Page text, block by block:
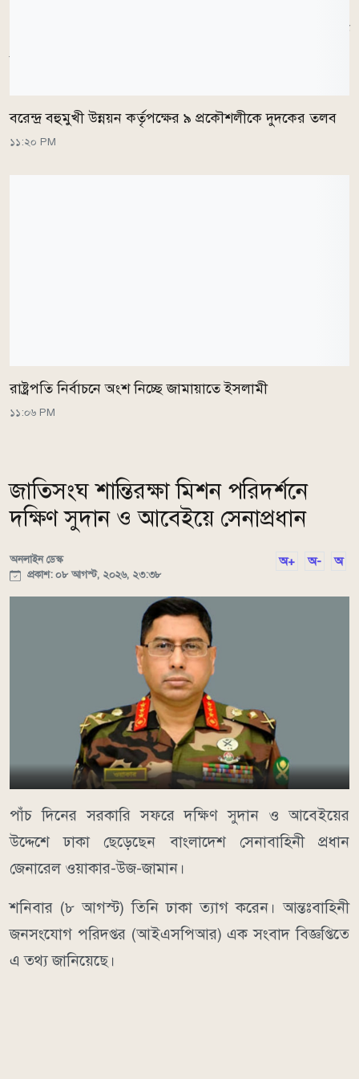
বরেন্দ্র বহুমুখী উন্নয়ন কর্তৃপক্ষের ৯ প্রকৌশলীকে দুদকের তলব
১১:২০ PM
রাষ্ট্রপতি নির্বাচনে অংশ নিচ্ছে জামায়াতে ইসলামী
১১:০৬ PM
জাতিসংঘ শান্তিরক্ষা মিশন পরিদর্শনে
দক্ষিণ সুদান ও আবেইয়ে সেনাপ্রধান
অনলাইন ডেস্ক
প্রকাশ: ০৮ আগস্ট, ২০২৬, ২৩:৩৮
অ+ অ- অ
পাঁচ দিনের সরকারি সফরে দক্ষিণ সুদান ও আবেইয়ের
উদ্দেশে ঢাকা ছেড়েছেন বাংলাদেশ সেনাবাহিনী প্রধান
জেনারেল ওয়াকার-উজ-জামান।
শনিবার (৮ আগস্ট) তিনি ঢাকা ত্যাগ করেন। আন্তঃবাহিনী
জনসংযোগ পরিদপ্তর (আইএসপিআর) এক সংবাদ বিজ্ঞপ্তিতে
এ তথ্য জানিয়েছে।